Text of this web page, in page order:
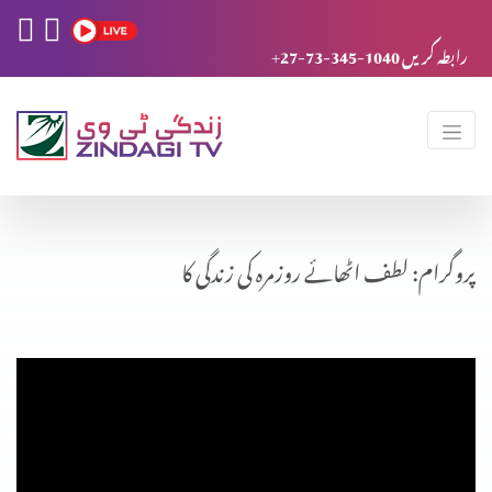
+27-73-345-1040 رابطہ کریں
پروگرام: لطف اٹھائے روزمرہ کی زندگی کا